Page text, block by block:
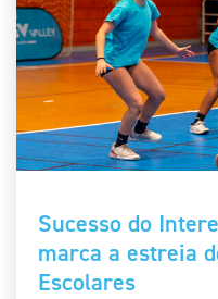
Sucesso do
marca a estreia
Escolares